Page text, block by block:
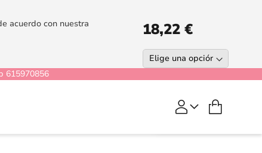
acuerdo con nuestra
615970856
Gerblen
18,22 €
COMPRAR